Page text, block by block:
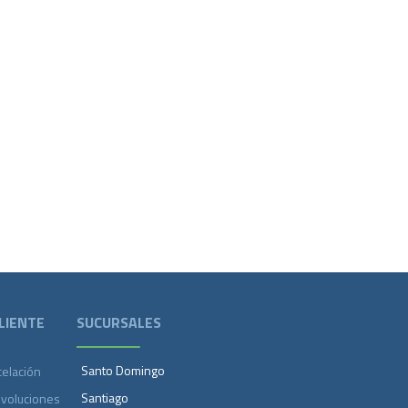
SUCURSALES
Santo Domingo
Santiago